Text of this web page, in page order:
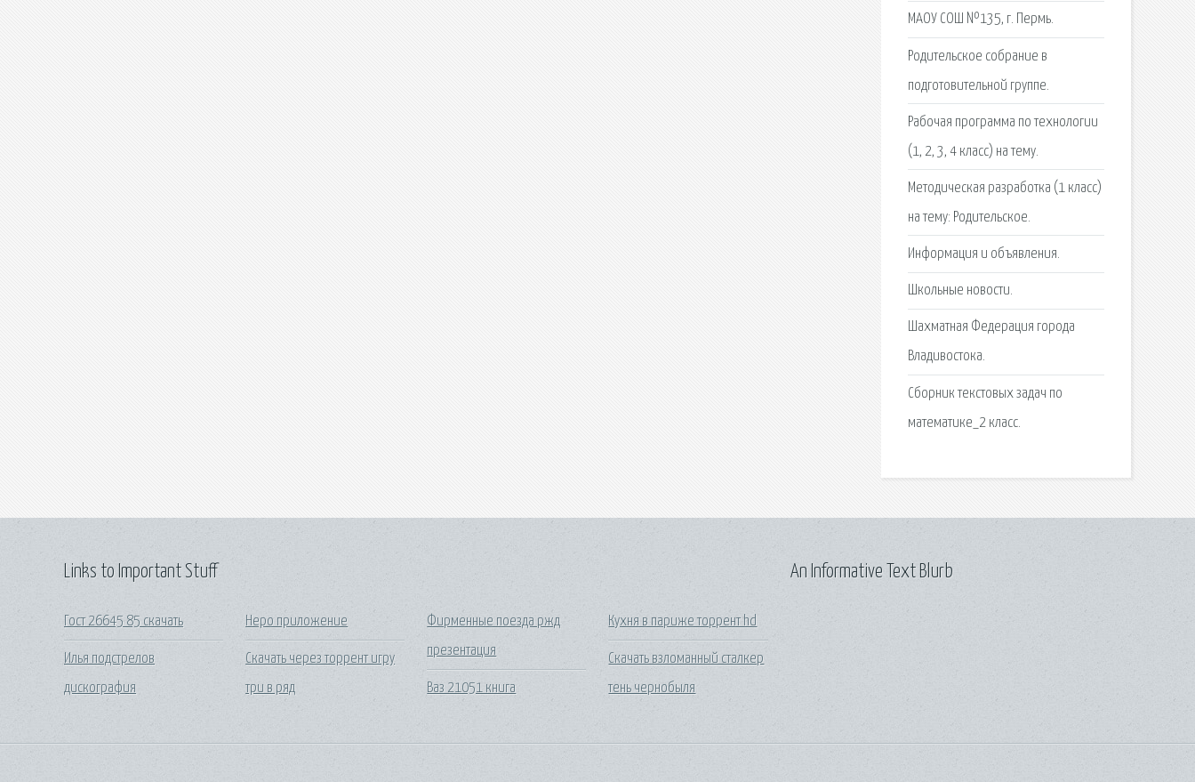
МАОУ СОШ №135, г. Пермь.
Родительское собрание в
подготовительной группе.
Рабочая программа по технологии
(1, 2, 3, 4 класс) на тему.
Методическая разработка (1 класс)
на тему: Родительское.
Информация и объявления.
Школьные новости.
Шахматная Федерация города
Владивостока.
Сборник текстовых задач по
математике_2 класс.
Links to Important Stuff
Гост 26645 85 скачать
Илья подстрелов
дискография
Неро приложение
Скачать через торрент игру
три в ряд
Фирменные поезда ржд
презентация
Ваз 21051 книга
Кухня в париже торрент hd
Скачать взломанный сталкер
тень чернобыля
An Informative Text Blurb